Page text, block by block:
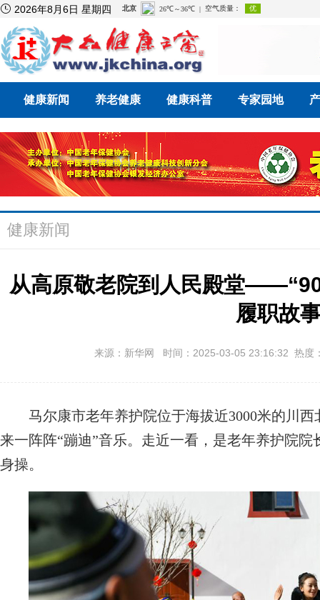
 2026年8月6日 星期四
健康新闻 养老健康 健康科普 专家园地
健康新闻
从高原敬老院到人民殿堂
履职故
来源：新华网 时间：2025-03-05 23:16:32 热度
马尔康市老年养护院位于海拔近3000米的川西
来一阵阵“蹦迪”音乐。走近一看，是老年养护院院
身操。